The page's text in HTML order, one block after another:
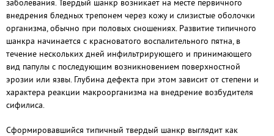
заболевания. Твердый шанкр возникает на месте первичного
внедрения бледных трепонем через кожу и слизистые оболочки
организма, обычно при половых сношениях. Развитие типичного
шанкра начинается с красноватого воспалительного пятна, в
течение нескольких дней инфильтрирующего и принимающего
вид папулы с последующим возникновением поверхностной
эрозии или язвы. Глубина дефекта при этом зависит от степени и
характера реакции макроорганизма на внедрение возбудителя
сифилиса.
Сформировавшийся типичный твердый шанкр выглядит как